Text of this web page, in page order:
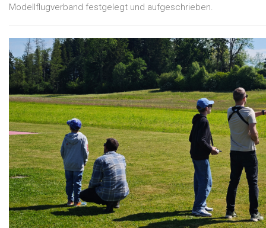
Modellflugverband festgelegt und aufgeschrieben.